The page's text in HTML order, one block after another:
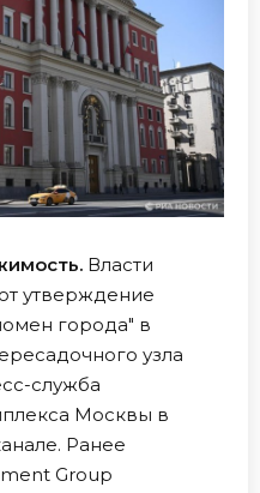
Власти
утверждение
города" в
узла
служба
Москвы в
Ранее
Group